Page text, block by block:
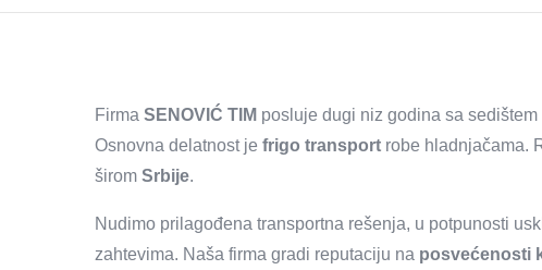
Firma SENOVIĆ TIM posluje dugi niz godina sa sedištem
Osnovna delatnost je frigo transport robe hladnjačama.
širom Srbije.
Nudimo prilagođena transportna rešenja, u potpunosti
zahtevima. Naša firma gradi reputaciju na posvećenosti